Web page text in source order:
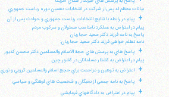
بيانات معظم له پس از شركت در انتخابات دهمين دوره رياست جمهوري
+
پيام در رابطه با نتايج انتخابات رياست جمهوري و حوادث پس از آن
پيام در اعتراض به عملكرد نامناسب مسئولان و سركوب مردم
پاسخ به نامه فرزند دكتر سعيد حجاريان
نامه تظلم خواهي فرزند دكتر سعيد حجاريان:
+
پاسخ هاي به پرسش هاي حجة الاسلام والمسلمين دكتر محسن كديور
پيام در اعتراض به كشتار مسلمانان در كشور چين
+ اعتراض به توهين و مزاحمت براي حجج اسلام والمسلمين كروبي و نوري
+ پاسخ به نامه جمعي از نخبگان و شخصيت هاي فرهنگي و سياسي
+
پيام در اعتراض به دادگاههاي فرمايشي